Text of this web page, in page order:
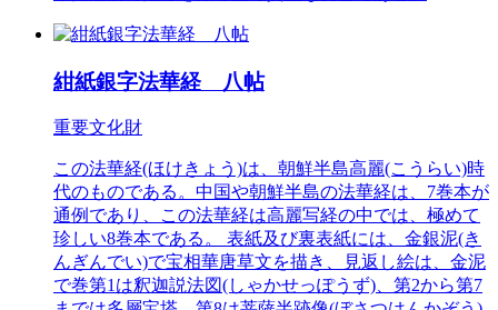
紺紙銀字法華経 八帖
重要文化財
この法華経(ほけきょう)は、朝鮮半島高麗(こうらい)時
代のものである。中国や朝鮮半島の法華経は、7巻本が
通例であり、この法華経は高麗写経の中では、極めて
珍しい8巻本である。 表紙及び裏表紙には、金銀泥(き
んぎんでい)で宝相華唐草文を描き、見返し絵は、金泥
で巻第1は釈迦説法図(しゃかせっぽうず)、第2から第7